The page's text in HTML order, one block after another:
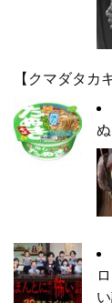
【クマダタカ
い